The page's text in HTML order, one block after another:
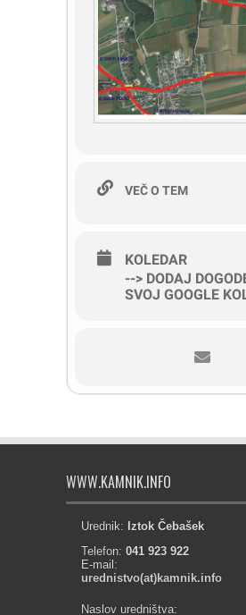
VEČ O TEM
KOLEDAR
--> DODAJ
SVOJ GOOGLE
WWW.KAMNIK.INFO
Urednik: Iztok Čebašek
Telefon: 041 923 922
E-mail:
urednistvo(at)kamnik.info
Naslov uredništva: